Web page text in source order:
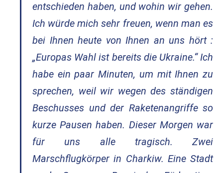
entschieden haben, und wohin wir gehen.
Ich würde mich sehr freuen, wenn man es
bei Ihnen heute von Ihnen an uns hört :
„Europas Wahl ist bereits die Ukraine.“ Ich
habe ein paar Minuten, um mit Ihnen zu
sprechen, weil wir wegen des ständigen
Beschusses und der Raketenangriffe so
kurze Pausen haben. Dieser Morgen war
für uns alle tragisch. Zwei
Marschflugkörper in Charkiw. Eine Stadt